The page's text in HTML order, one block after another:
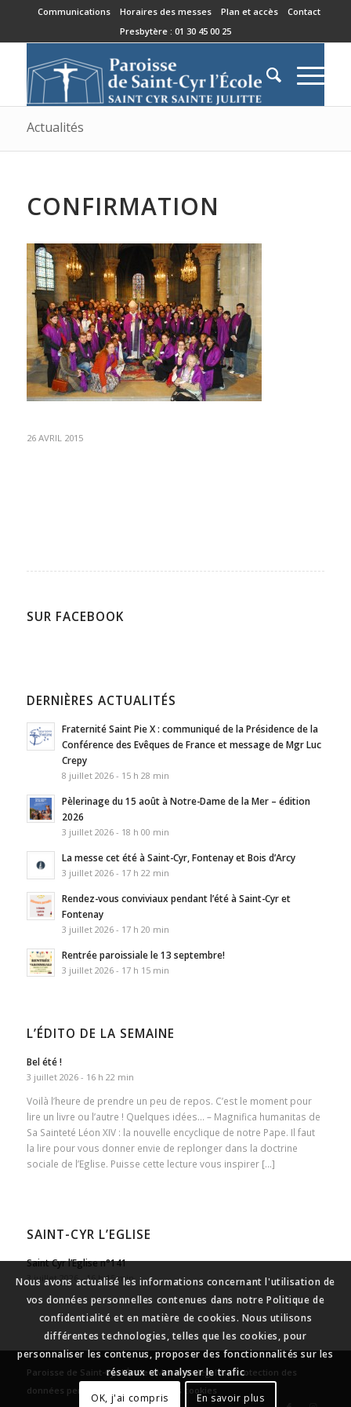
Communications Horaires des messes Plan et accès
Contact
Presbytère : 01 30 45 00 25
Actualités
CONFIRMATION
26 AVRIL 2015
SUR FACEBOOK
DERNIÈRES ACTUALITÉS
Fraternité Saint Pie X : communiqué de la Présidence de la
Conférence des Evêques de France et message de Mgr Luc
Crepy
8 juillet 2026 - 15 h 28 min
Pèlerinage du 15 août à Notre-Dame de la Mer – édition
2026
3 juillet 2026 - 18 h 00 min
La messe cet été à Saint-Cyr, Fontenay et Bois d’Arcy
3 juillet 2026 - 17 h 22 min
Rendez-vous conviviaux pendant l’été à Saint-Cyr et
Fontenay
3 juillet 2026 - 17 h 20 min
Rentrée paroissiale le 13 septembre!
3 juillet 2026 - 17 h 15 min
L’ÉDITO DE LA SEMAINE
Bel été !
3 juillet 2026 - 16 h 22 min
Voilà l’heure de prendre un peu de repos. C’est le moment pour
lire un livre ou l’autre ! Quelques idées… – Magnifica humanitas de
Sa Sainteté Léon XIV : la nouvelle encyclique de notre Pape. Il faut
la lire pour vous donner envie de replonger dans la doctrine
sociale de l’Eglise. Puisse cette lecture vous inspirer […]
SAINT-CYR L’EGLISE
Saint Cyr l’Eglise n°141
3 juillet 2026 - 16 h 15 min
Paroisse de Saint-Cyr l’École-Mentions légales-Protection des
données personnelles
Gestion des cookies
Nous avons actualisé les informations concernant l'utilisation de
vos données personnelles contenues dans notre Politique de
confidentialité et en matière de cookies. Nous utilisons
différentes technologies, telles que les cookies, pour
personnaliser les contenus, proposer des fonctionnalités sur les
réseaux et analyser le trafic
OK, j'ai compris
En savoir plus